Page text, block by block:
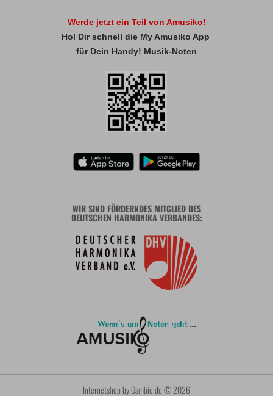
Werde jetzt ein Teil von Amusiko!
Hol Dir schnell die My Amusiko App
für Dein Handy! Musik-Noten
WIR SIND FÖRDERNDES MITGLIED DES
DEUTSCHEN HARMONIKA VERBANDES:
Internetshop by Gambio.de © 2026